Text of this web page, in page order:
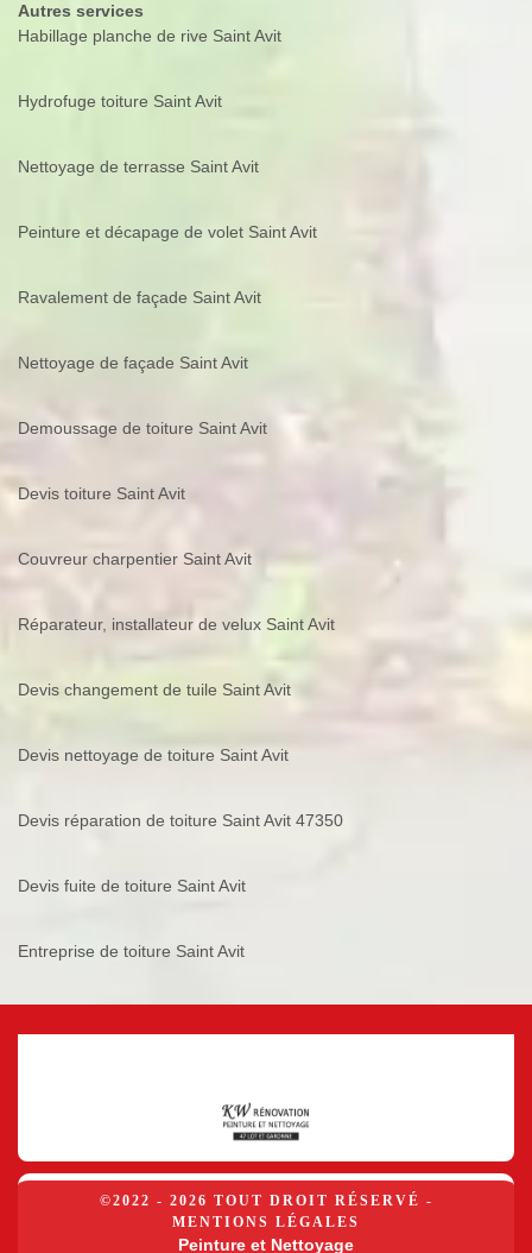
Autres services
Habillage planche de rive Saint Avit
Hydrofuge toiture Saint Avit
Nettoyage de terrasse Saint Avit
Peinture et décapage de volet Saint Avit
Ravalement de façade Saint Avit
Nettoyage de façade Saint Avit
Demoussage de toiture Saint Avit
Devis toiture Saint Avit
Couvreur charpentier Saint Avit
Réparateur, installateur de velux Saint Avit
Devis changement de tuile Saint Avit
Devis nettoyage de toiture Saint Avit
Devis réparation de toiture Saint Avit 47350
Devis fuite de toiture Saint Avit
Entreprise de toiture Saint Avit
©2022 - 2026 TOUT DROIT RÉSERVÉ -
MENTIONS LÉGALES
Peinture et Nettoyage